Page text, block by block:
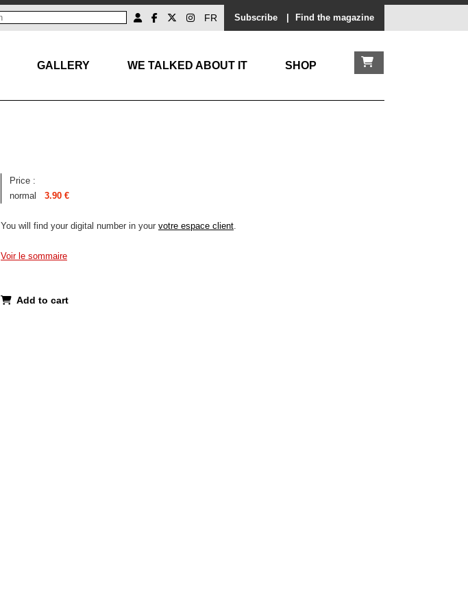
Subscribe Find the magazine
FR
GALLERY WE TALKED ABOUT IT SHOP
Price :
normal
3.90 €
You will find your digital number in your votre espace client.
Voir le sommaire
Add to cart